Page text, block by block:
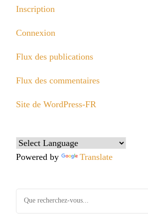
Inscription
Connexion
Flux des publications
Flux des commentaires
Site de WordPress-FR
Powered by Translate
Vous